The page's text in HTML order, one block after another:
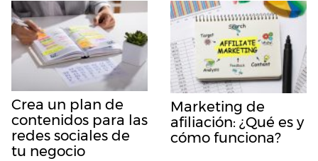
Crea un plan de
contenidos para las
redes sociales de
tu negocio
Marketing de
afiliación: ¿Qué es y
cómo funciona?